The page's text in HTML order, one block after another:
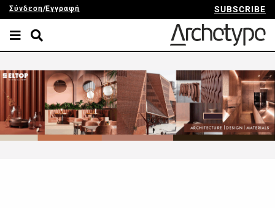
Σύνδεση/Εγγραφή SUBSCRIBE